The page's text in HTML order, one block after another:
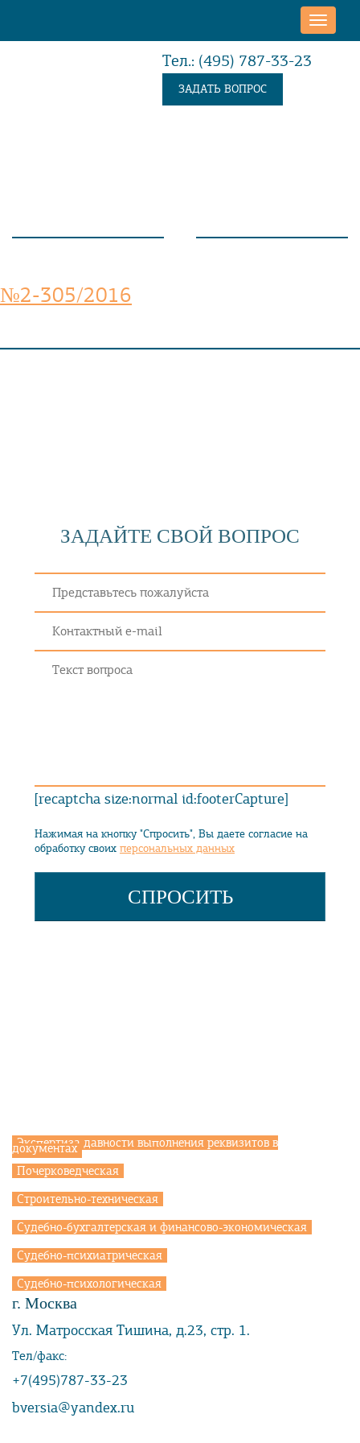
Toggle
Тел.: (495) 787-33-23
ЗАДАТЬ ВОПРОС
№2-305/2016
ЗАДАЙТЕ СВОЙ ВОПРОС
[recaptcha size:normal id:footerCapture]
Нажимая на кнопку "Спросить", Вы даете согласие на
обработку своих персональных данных
Экспертиза давности выполнения реквизитов в
документах
Почерковедческая
Строительно-техническая
Судебно-бухгалтерская и финансово-экономическая
Судебно-психиатрическая
Судебно-психологическая
г. Москва
Ул. Матросская Тишина, д.23, стр. 1.
Тел/факс:
+7(495)787-33-23
bversia@yandex.ru